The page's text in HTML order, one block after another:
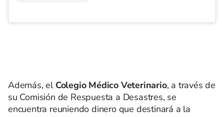
Además, el Colegio Médico Veterinario, a través de
su Comisión de Respuesta a Desastres, se
encuentra reuniendo dinero que destinará a la